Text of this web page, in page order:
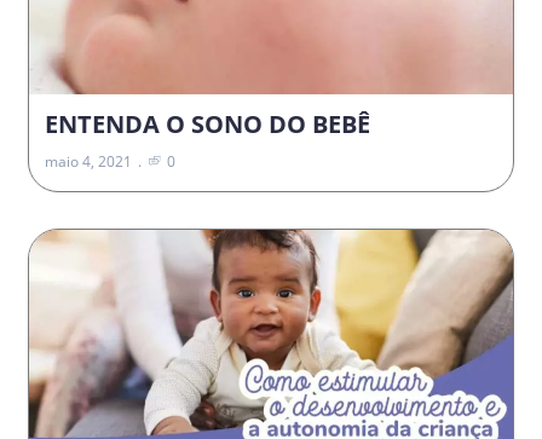
ENTENDA O SONO DO BEBÊ
maio 4, 2021 0